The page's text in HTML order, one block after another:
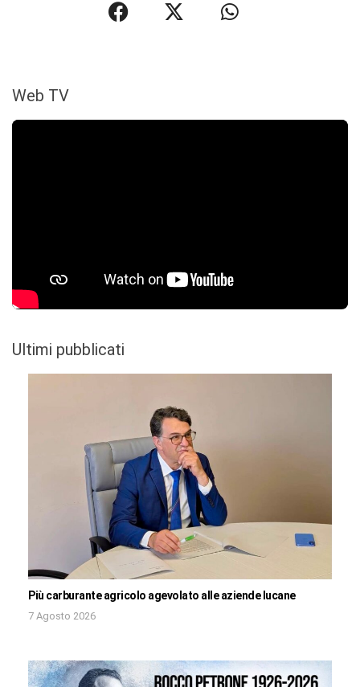
Web TV
Ultimi pubblicati
Più carburante agricolo agevolato alle aziende lucane
7 Agosto 2026